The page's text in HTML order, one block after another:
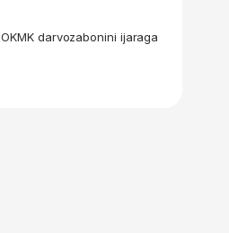
darvozabonini ijaraga